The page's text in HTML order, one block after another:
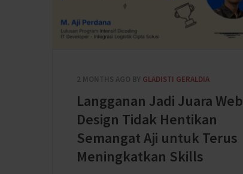
2 MONTHS AGO BY GLADISTI GERALDIA
Langganan Jadi Juara Web
Design Tidak Hentikan
Semangat Aji untuk Terus
Meningkatkan Skills